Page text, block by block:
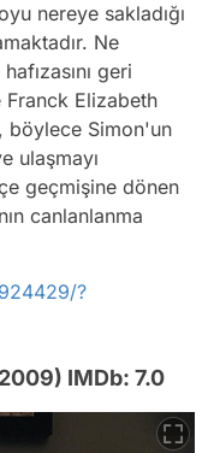
nereye sakladığı
Ne
geri
Elizabeth
böylece Simon'un
ulaşmayı
geçmişine dönen
canlanlanma
?
IMDb: 7.0